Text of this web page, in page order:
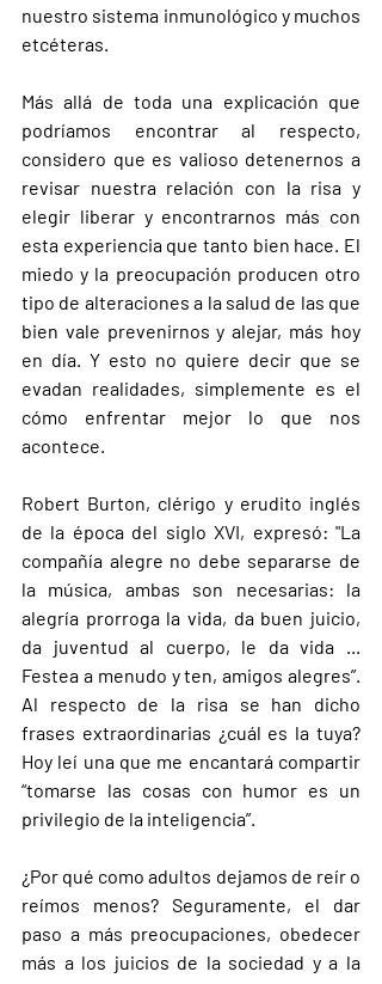
nuestro sistema inmunológico y muchos
etcéteras.
Más allá de toda una explicación que
podríamos encontrar al respecto,
considero que es valioso detenernos a
revisar nuestra relación con la risa y
elegir liberar y encontrarnos más con
esta experiencia que tanto bien hace. El
miedo y la preocupación producen otro
tipo de alteraciones a la salud de las que
bien vale prevenirnos y alejar, más hoy
en día. Y esto no quiere decir que se
evadan realidades, simplemente es el
cómo enfrentar mejor lo que nos
acontece.
Robert Burton, clérigo y erudito inglés
de la época del siglo XVI, expresó: "La
compañía alegre no debe separarse de
la música, ambas son necesarias: la
alegría prorroga la vida, da buen juicio,
da juventud al cuerpo, le da vida ...
Festea a menudo y ten, amigos alegres”.
Al respecto de la risa se han dicho
frases extraordinarias ¿cuál es la tuya?
Hoy leí una que me encantará compartir
“tomarse las cosas con humor es un
privilegio de la inteligencia”.
¿Por qué como adultos dejamos de reír o
reímos menos? Seguramente, el dar
paso a más preocupaciones, obedecer
más a los juicios de la sociedad y a la